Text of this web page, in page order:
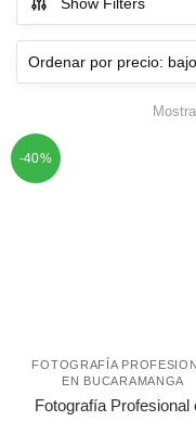
Show Filters
-40%
FOTOGRAFÍA
EN BUCARAMANGA
Fotografía Profesional